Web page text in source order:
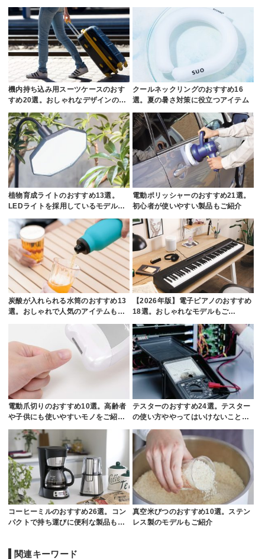
機内持ち込み用スーツケースのおす
すめ20選。おしゃれなデザインの…
クールネックリングのおすすめ16
選。夏の暑さ対策に役立つアイテム
植物育成ライトのおすすめ13選。
LEDライトを採用しているモデル…
電動ポリッシャーのおすすめ21選。
初心者が使いやすい製品もご紹介
炭酸が入れられる水筒のおすすめ13
選。おしゃれで人気のアイテムも…
【2026年版】電子ピアノのおすすめ
18選。おしゃれなモデルもご…
電動爪切りのおすすめ10選。高齢者
や子供にも使いやすいモノをご紹…
テスターのおすすめ24選。テスター
の使い方ややってはいけないこと…
コーヒーミルのおすすめ26選。コン
パクトで持ち運びに便利な製品も…
真空米びつのおすすめ10選。ステン
レス製のモデルもご紹介
関連キーワード